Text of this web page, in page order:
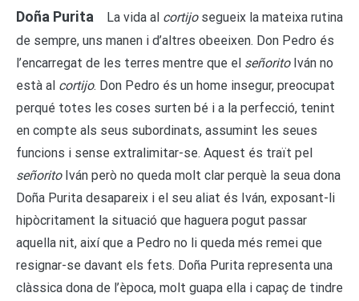
Doña Purita La vida al cortijo segueix la mateixa rutina
de sempre, uns manen i d’altres obeeixen. Don Pedro és
l’encarregat de les terres mentre que el señoritoIván no
està al cortijo. Don Pedro és un home insegur, preocupat
perqué totes les coses surten bé i a la perfecció, tenint
en compte als seus subordinats, assumint les seues
funcions i sense extralimitar-se. Aquest és traït pel
señoritoIván però no queda molt clar perquè la seua dona
Doña Purita desapareix i el seu aliat és Iván, exposant-li
hipòcritament la situació que haguera pogut passar
aquella nit, així que a Pedro no li queda més remei que
resignar-se davant els fets. Doña Purita representa una
clàssica dona de l’època, molt guapa ella i capaç de tindre